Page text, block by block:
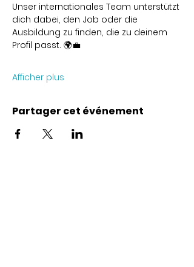
Unser internationales Team unterstützt
dich dabei, den Job oder die
Ausbildung zu finden, die zu deinem
Profil passt. 🌍💼
Afficher plus
Partager cet événement